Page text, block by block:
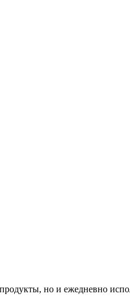
но и ежедневно